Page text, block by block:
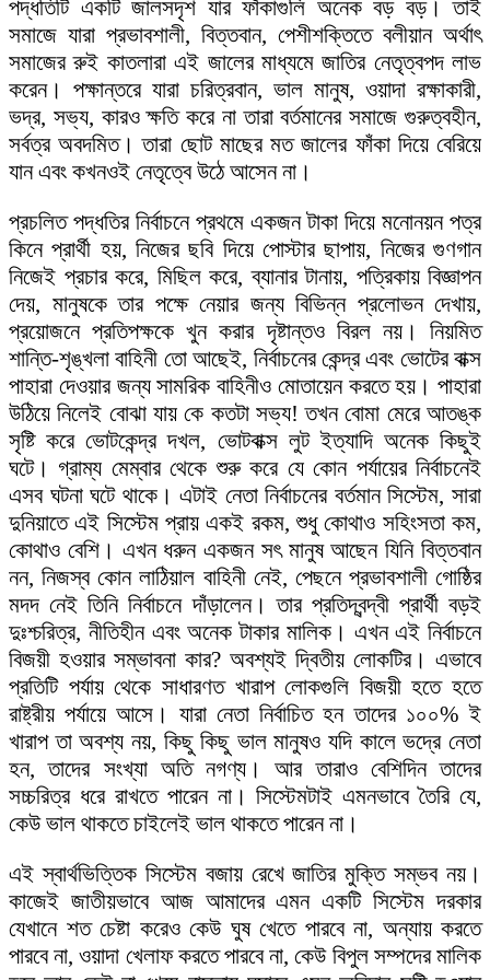
পদ্ধতিটি একটি জালসদৃশ যার ফাঁকাগুলি অনেক বড় বড়। তাই
সমাজে যারা প্রভাবশালী, বিত্তবান, পেশীশক্তিতে বলীয়ান অর্থাৎ
সমাজের রুই কাতলারা এই জালের মাধ্যমে জাতির নেতৃত্বপদ লাভ
করেন। পক্ষান্তরে যারা চরিত্রবান, ভাল মানুষ, ওয়াদা রক্ষাকারী,
ভদ্র, সভ্য, কারও ক্ষতি করে না তারা বর্তমানের সমাজে গুরুত্বহীন,
সর্বত্র অবদমিত। তারা ছোট মাছের মত জালের ফাঁকা দিয়ে বেরিয়ে
যান এবং কখনওই নেতৃত্বে উঠে আসেন না।
প্রচলিত পদ্ধতির নির্বাচনে প্রথমে একজন টাকা দিয়ে মনোনয়ন পত্র
কিনে প্রার্থী হয়, নিজের ছবি দিয়ে পোস্টার ছাপায়, নিজের গুণগান
নিজেই প্রচার করে, মিছিল করে, ব্যানার টানায়, পত্রিকায় বিজ্ঞাপন
দেয়, মানুষকে তার পক্ষে নেয়ার জন্য বিভিন্ন প্রলোভন দেখায়,
প্রয়োজনে প্রতিপক্ষকে খুন করার দৃষ্টান্তও বিরল নয়। নিয়মিত
শান্তি-শৃঙ্খলা বাহিনী তো আছেই, নির্বাচনের কেন্দ্র এবং ভোটের বাক্স
পাহারা দেওয়ার জন্য সামরিক বাহিনীও মোতায়েন করতে হয়। পাহারা
উঠিয়ে নিলেই বোঝা যায় কে কতটা সভ্য! তখন বোমা মেরে আতঙ্ক
সৃষ্টি করে ভোটকেন্দ্র দখল, ভোটবাক্স লুট ইত্যাদি অনেক কিছুই
ঘটে। গ্রাম্য মেম্বার থেকে শুরু করে যে কোন পর্যায়ের নির্বাচনেই
এসব ঘটনা ঘটে থাকে। এটাই নেতা নির্বাচনের বর্তমান সিস্টেম, সারা
দুনিয়াতে এই সিস্টেম প্রায় একই রকম, শুধু কোথাও সহিংসতা কম,
কোথাও বেশি। এখন ধরুন একজন সৎ মানুষ আছেন যিনি বিত্তবান
নন, নিজস্ব কোন লাঠিয়াল বাহিনী নেই, পেছনে প্রভাবশালী গোষ্ঠির
মদদ নেই তিনি নির্বাচনে দাঁড়ালেন। তার প্রতিদ্বন্দ্বী প্রার্থী বড়ই
দুঃশ্চরিত্র, নীতিহীন এবং অনেক টাকার মালিক। এখন এই নির্বাচনে
বিজয়ী হওয়ার সম্ভাবনা কার? অবশ্যই দ্বিতীয় লোকটির। এভাবে
প্রতিটি পর্যায় থেকে সাধারণত খারাপ লোকগুলি বিজয়ী হতে হতে
রাষ্ট্রীয় পর্যায়ে আসে। যারা নেতা নির্বাচিত হন তাদের ১০০% ই
খারাপ তা অবশ্য নয়, কিছু কিছু ভাল মানুষও যদি কালে ভদ্রে নেতা
হন, তাদের সংখ্যা অতি নগণ্য। আর তারাও বেশিদিন তাদের
সচ্চরিত্র ধরে রাখতে পারেন না। সিস্টেমটাই এমনভাবে তৈরি যে,
কেউ ভাল থাকতে চাইলেই ভাল থাকতে পারেন না।
এই স্বার্থভিত্তিক সিস্টেম বজায় রেখে জাতির মুক্তি সম্ভব নয়।
কাজেই জাতীয়ভাবে আজ আমাদের এমন একটি সিস্টেম দরকার
যেখানে শত চেষ্টা করেও কেউ ঘুষ খেতে পারবে না, অন্যায় করতে
পারবে না, ওয়াদা খেলাফ করতে পারবে না, কেউ বিপুল সম্পদের মালিক